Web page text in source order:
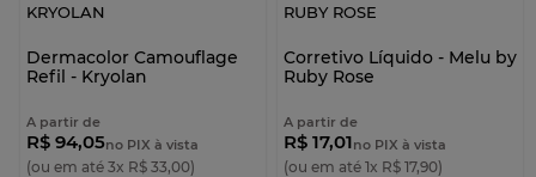
KRYOLAN
Dermacolor Camouflage
Refil - Kryolan
A partir de
R$ 94,05no PIX à vista
(ou em até 3x R$ 33,00)
RUBY ROSE
Corretivo Líquido - Melu by
Ruby Rose
A partir de
R$ 17,01no PIX à vista
(ou em até 1x R$ 17,90)